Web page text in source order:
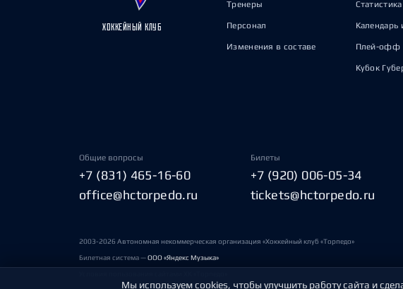
ХОККЕЙНЫЙ КЛУБ
Тренеры
Персонал
Изменения в составе
Календарь
Плей-офф
Кубок
Общие вопросы
+7 (831) 465-16-60
office@hctorpedo.ru
Билеты
+7 (920) 006-05-34
tickets@hctorpedo.ru
2003-2026 Автономная некоммерческая организация «Хоккейный клуб «Торпедо»
Билетная система —ООО «Яндекс Музыка»
Мы используем cookies, чтобы улучшить работу сайта и